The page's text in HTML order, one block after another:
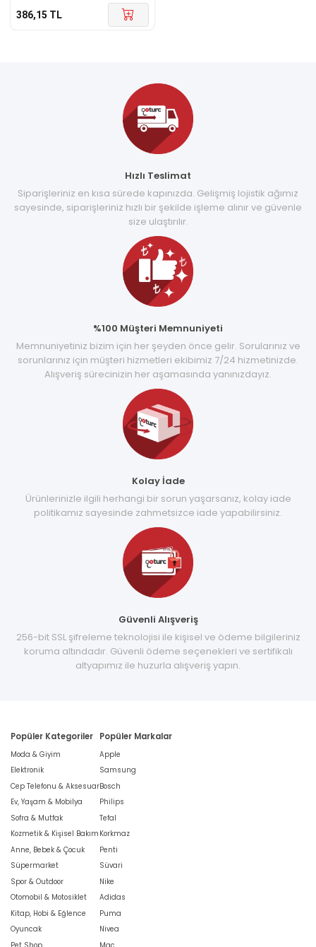
386,15 TL
Hızlı Teslimat
Siparişleriniz en kısa sürede kapınızda. Gelişmiş lojistik ağımız
sayesinde, siparişleriniz hızlı bir şekilde işleme alınır ve güvenle
size ulaştırılır.
%100 Müşteri Memnuniyeti
Memnuniyetiniz bizim için her şeyden önce gelir. Sorularınız ve
sorunlarınız için müşteri hizmetleri ekibimiz 7/24 hizmetinizde.
Alışveriş sürecinizin her aşamasında yanınızdayız.
Kolay İade
Ürünlerinizle ilgili herhangi bir sorun yaşarsanız, kolay iade
politikamız sayesinde zahmetsizce iade yapabilirsiniz.
Güvenli Alışveriş
256-bit SSL şifreleme teknolojisi ile kişisel ve ödeme bilgileriniz
koruma altındadır. Güvenli ödeme seçenekleri ve sertifikalı
altyapımız ile huzurla alışveriş yapın.
Popüler Kategoriler
Moda & Giyim
Elektronik
Cep Telefonu & Aksesuar
Ev, Yaşam & Mobilya
Sofra & Mutfak
Kozmetik & Kişisel Bakım
Anne, Bebek & Çocuk
Süpermarket
Spor & Outdoor
Otomobil & Motosiklet
Kitap, Hobi & Eğlence
Oyuncak
Pet Shop
Popüler Markalar
Apple
Samsung
Bosch
Philips
Tefal
Korkmaz
Penti
Süvari
Nike
Adidas
Puma
Nivea
Mac